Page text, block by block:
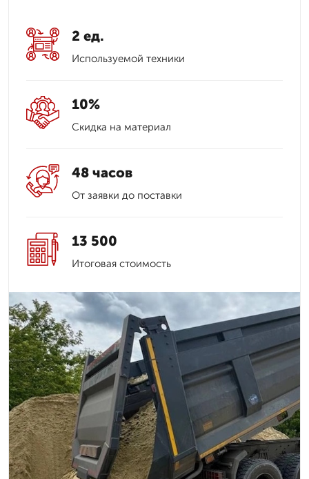
2 ед.
Используемой техники
10%
Скидка на материал
48 часов
От заявки до поставки
13 500
Итоговая стоимость